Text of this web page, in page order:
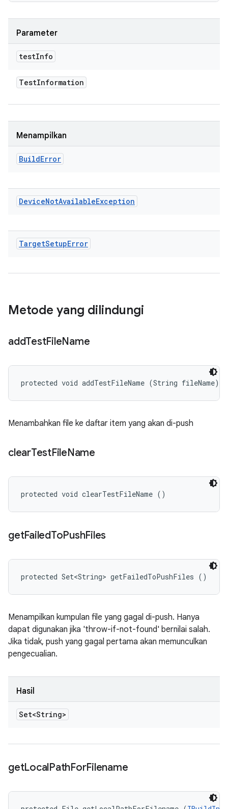
Parameter
testInfo
TestInformation
Menampilkan
BuildError
DeviceNotAvailableException
TargetSetupError
Metode yang dilindungi
addTestFileName
protected void addTestFileName (String fileName)
Menambahkan file ke daftar item yang akan di-push
clearTestFileName
protected void clearTestFileName ()
getFailedToPushFiles
protected Set<String> getFailedToPushFiles ()
Menampilkan kumpulan file yang gagal di-push. Hanya
dapat digunakan jika 'throw-if-not-found' bernilai salah.
Jika tidak, push yang gagal pertama akan memunculkan
pengecualian.
Hasil
Set<String>
getLocalPathForFilename